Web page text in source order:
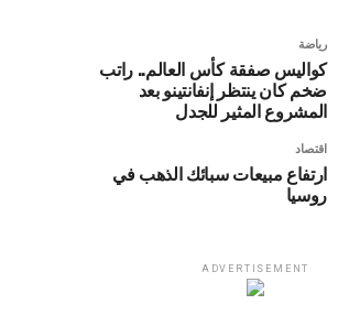
رياضة
كواليس صفقة كأس العالم.. راتب
ضخم كان ينتظر إنفانتينو بعد
المشروع المثير للجدل
اقتصاد
ارتفاع مبيعات سبائك الذهب في
روسيا
ADVERTISEMENT